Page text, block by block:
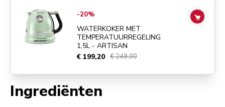
Ingrediënten
Go toWATERKOKER MET TEMPERATUURREGELING 1,5L -
-20%
WATERKOKER MET
TEMPERATUURREGELING
1,5L - ARTISAN
€ 199,20 € 249,00
ADD